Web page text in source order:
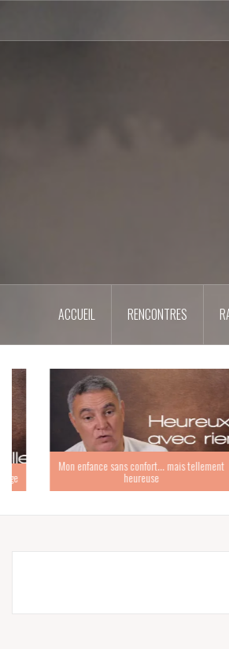
contenu
ACCUEIL RENCONTRES
Mon enfance sans confort… mais tellement
heureuse